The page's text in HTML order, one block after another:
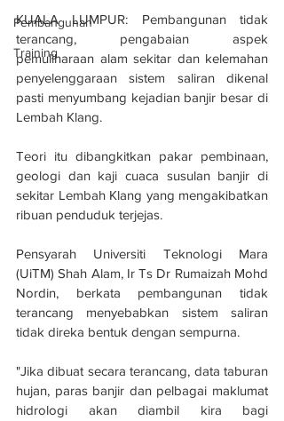
Pembangunan
Training
KUALA LUMPUR: Pembangunan tidak
terancang, pengabaian aspek
pemuliharaan alam sekitar dan kelemahan
penyelenggaraan sistem saliran dikenal
pasti menyumbang kejadian banjir besar di
Lembah Klang.
Teori itu dibangkitkan pakar pembinaan,
geologi dan kaji cuaca susulan banjir di
sekitar Lembah Klang yang mengakibatkan
ribuan penduduk terjejas.
Pensyarah Universiti Teknologi Mara
(UiTM) Shah Alam, Ir Ts Dr Rumaizah Mohd
Nordin, berkata pembangunan tidak
terancang menyebabkan sistem saliran
tidak direka bentuk dengan sempurna.
"Jika dibuat secara terancang, data taburan
hujan, paras banjir dan pelbagai maklumat
hidrologi akan diambil kira bagi